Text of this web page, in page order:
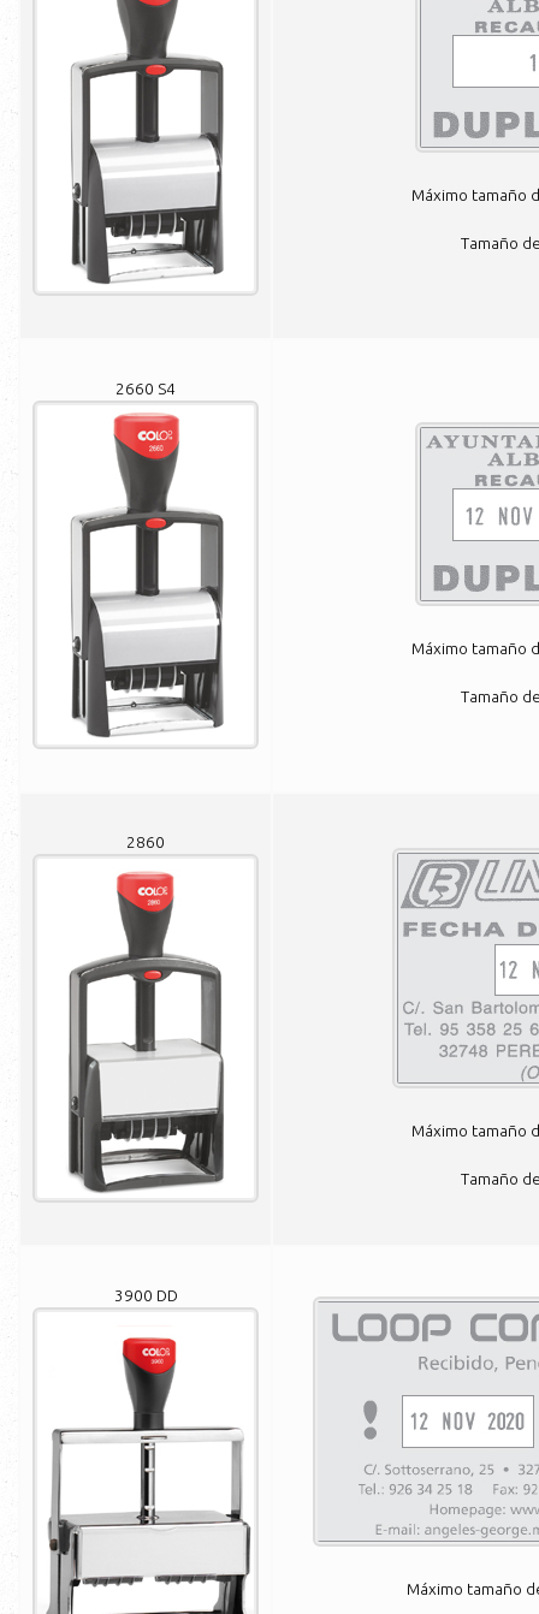
Máximo tamaño
Tamaño
2660 S4
Máximo tamaño
Tamaño
2860
Máximo tamaño
Tamaño
3900 DD
Máximo tamaño